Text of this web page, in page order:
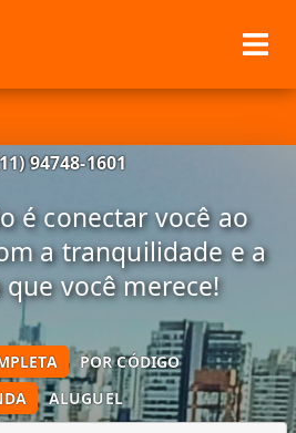
94748-1601
é conectar você ao
a tranquilidade e a
você merece!
ALUGUEL
POR CÓDIGO